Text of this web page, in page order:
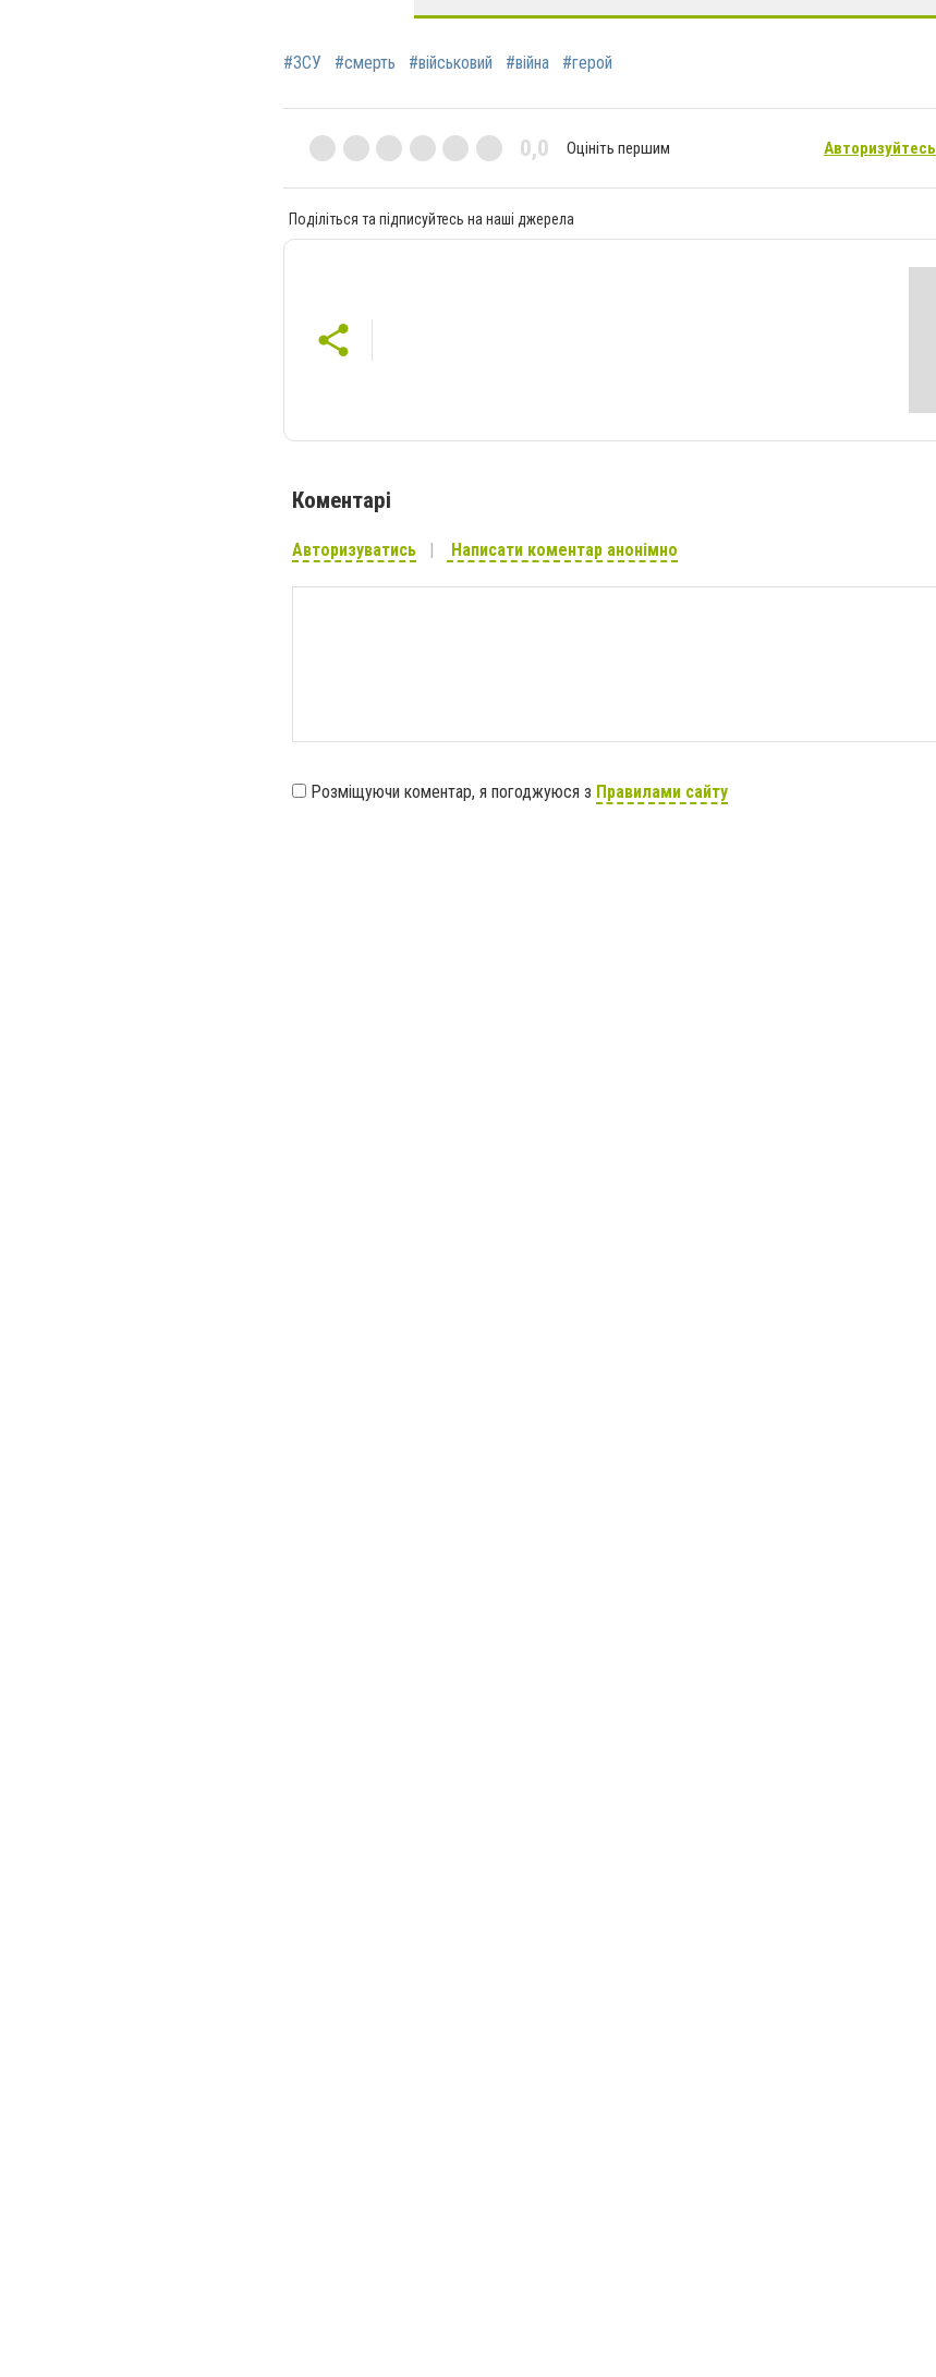
#ЗСУ #смерть #військовий #війна #герой
0,0 Оцініть першим Авторизуйтесь
Поділіться та підписуйтесь на наші джерела
Коментарі
Авторизуватись Написати коментар анонімно
Розміщуючи коментар, я погоджуюся з Правилами сайту